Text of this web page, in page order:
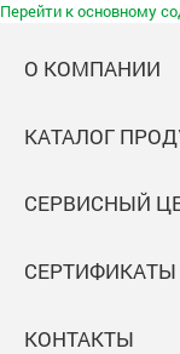
Перейти к основному
Адрес:
ул.
О КОМПАНИИ
КАТАЛОГ
СЕРВИСНЫЙ
СЕРТИФИКАТЫ
КОНТАКТЫ